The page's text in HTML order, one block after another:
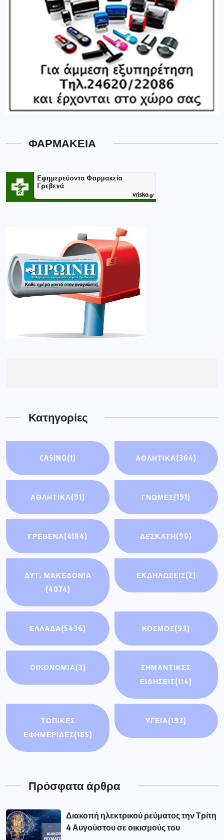
ΦΑΡΜΑΚΕΙΑ
Κατηγορίες
CASINO(1) ΑΘΛΗΤΙΚΑ(364)
ΑΘΛΗΤΙΚΆ(91) ΓΝΩΜΕΣ(191)
ΓΡΕΒΕΝΑ(4184) ΔΕΣΚΑΤΗ(90)
ΔΥΤ. ΜΑΚΕΔΟΝΙΑ
(4074)
ΕΚΔΗΛΩΣΕΙΣ(2)
ΕΛΛΑΔΑ(5436) ΚΟΣΜΟΣ(93)
ΟΙΚΟΝΟΜΊΑ(3)
ΣΗΜΑΝΤΙΚΈΣ
ΕΙΔΉΣΕΙΣ(114)
ΤΟΠΙΚΕΣ
ΕΦΗΜΕΡΙΔΕΣ(185)
ΥΓΕΙΑ(193)
Πρόσφατα άρθρα
Διακοπή ηλεκτρικού ρεύματος την Τρίτη
4 Αυγούστου σε οικισμούς του